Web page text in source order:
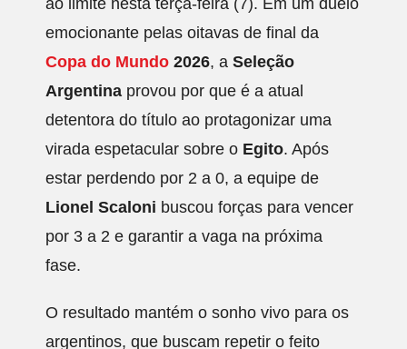
ao limite nesta terça-feira (7). Em um duelo
emocionante pelas oitavas de final da
Copa do Mundo 2026, a Seleção
Argentina provou por que é a atual
detentora do título ao protagonizar uma
virada espetacular sobre o Egito. Após
estar perdendo por 2 a 0, a equipe de
Lionel Scaloni buscou forças para vencer
por 3 a 2 e garantir a vaga na próxima
fase.
O resultado mantém o sonho vivo para os
argentinos, que buscam repetir o feito